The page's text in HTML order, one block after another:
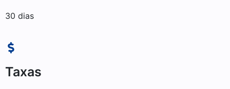
30 dias
Taxas